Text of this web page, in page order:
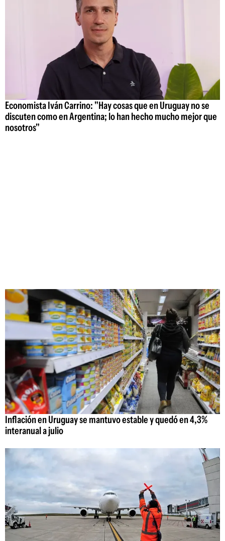
Economista Iván Carrino: "Hay cosas que en Uruguay no se
discuten como en Argentina; lo han hecho mucho mejor que
nosotros"
Inflación en Uruguay se mantuvo estable y quedó en 4,3%
interanual a julio